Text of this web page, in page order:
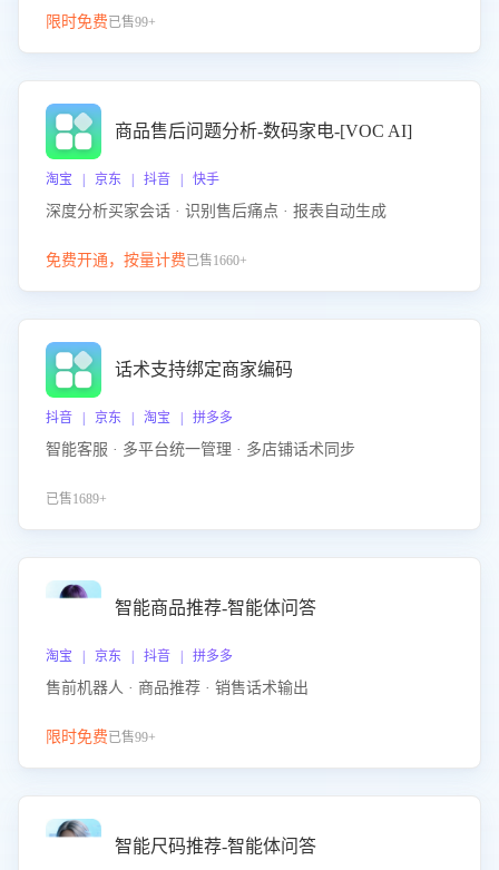
限时免费已售99+
商品售后问题分析-数码家电-[VOC AI]
淘宝 | 京东 | 抖音 | 快手
深度分析买家会话 · 识别售后痛点 · 报表自动生成
免费开通，按量计费已售1660+
话术支持绑定商家编码
抖音 | 京东 | 淘宝 | 拼多多
智能客服 · 多平台统一管理 · 多店铺话术同步
已售1689+
智能商品推荐-智能体问答
淘宝 | 京东 | 抖音 | 拼多多
售前机器人 · 商品推荐 · 销售话术输出
限时免费已售99+
智能尺码推荐-智能体问答